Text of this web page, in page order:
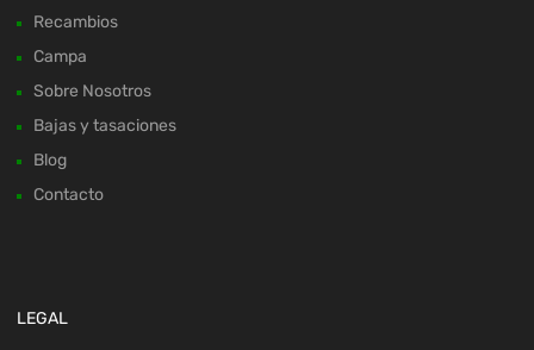
Recambios
Campa
Sobre Nosotros
Bajas y tasaciones
Blog
Contacto
LEGAL